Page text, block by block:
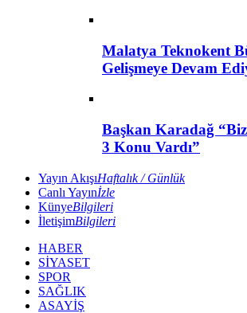
Malatya Teknokent
Gelişmeye Devam
Başkan Karadağ
3 Konu Vardı”
Yayın AkışıHaftalık / Günlük
Canlı Yayınİzle
KünyeBilgileri
İletişimBilgileri
HABER
SİYASET
SPOR
SAĞLIK
ASAYİŞ